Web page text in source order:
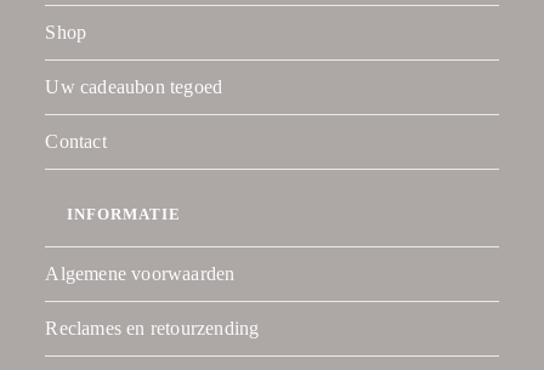
Shop
Uw cadeaubon tegoed
Contact
INFORMATIE
Algemene voorwaarden
Reclames en retourzending